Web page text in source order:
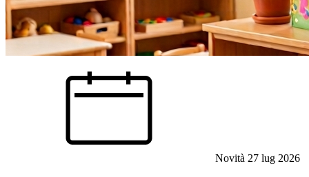
Novità 27 lug 2026